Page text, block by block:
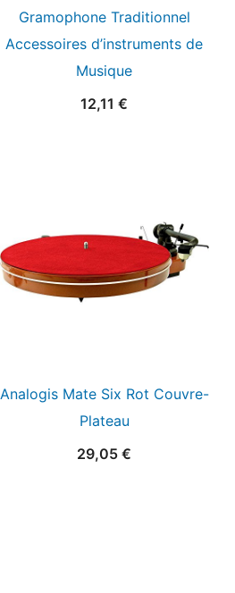
Gramophone Traditionnel
Accessoires d’instruments de
Musique
12,11 €
Analogis Mate Six Rot Couvre-
Plateau
29,05 €